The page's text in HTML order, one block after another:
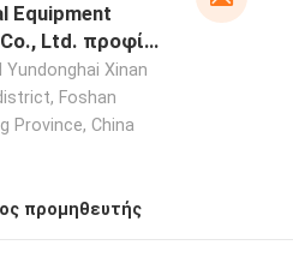
Equipment
Ltd. προφίλ
Yundonghai Xinan
Foshan
Province, China
προμηθευτής